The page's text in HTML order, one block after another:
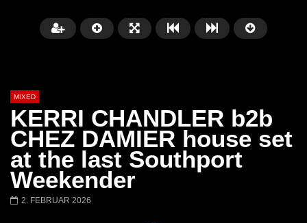
Später
Barbara Lago @ Kappa
FuturFestival 2024
MIXED
KERRI CHANDLER b2b
CHEZ DAMIER house set
at the last Southport
Weekender
2. FEBRUAR 2026